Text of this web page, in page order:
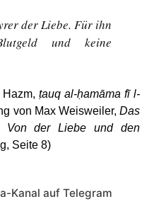
der Liebe. Für ihn
und keine
ṭauq al-ḥamāma fī l-
von Max Weisweiler,Das
Von der Liebe und den
Seite 8)
Kanal auf Telegram